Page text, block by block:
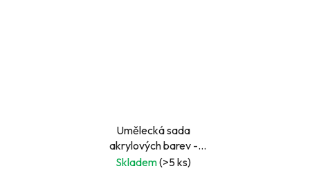
Umělecká sada
akrylových barev -
architektura
Skladem(>5 ks)